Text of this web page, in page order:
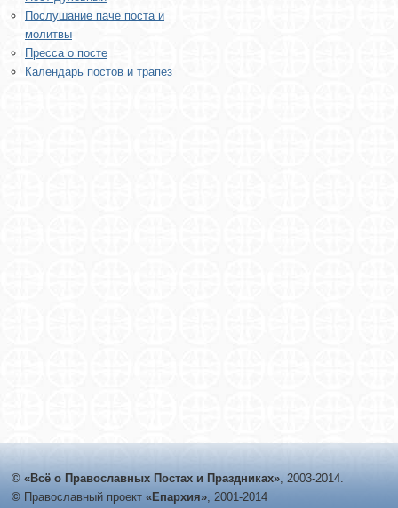
Послушание паче поста и
молитвы
Пресса о посте
Календарь постов и трапез
© «Всё о Православных Постах и Праздниках», 2003-2014.
© Православный проект «Епархия», 2001-2014